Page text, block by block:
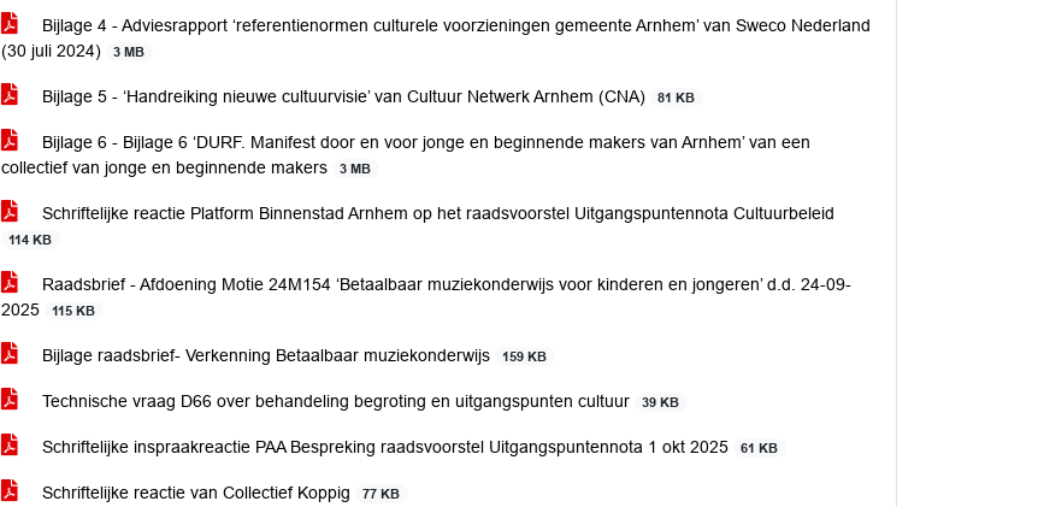
Bijlage 4 - Adviesrapport ‘referentienormen culturele voorzieningen gemeente Arnhem’ van Sweco Nederland
(30 juli 2024)
3 MB
Bijlage 5 - ‘Handreiking nieuwe cultuurvisie’ van Cultuur Netwerk Arnhem (CNA) 81 KB
Bijlage 6 - Bijlage 6 ‘DURF. Manifest door en voor jonge en beginnende makers van Arnhem’ van een
collectief van jonge en beginnende makers
3 MB
Schriftelijke reactie Platform Binnenstad Arnhem op het raadsvoorstel Uitgangspuntennota Cultuurbeleid
114 KB
Raadsbrief - Afdoening Motie 24M154 ‘Betaalbaar muziekonderwijs voor kinderen en jongeren’ d.d. 24-09-
2025
115 KB
Bijlage raadsbrief- Verkenning Betaalbaar muziekonderwijs 159 KB
Technische vraag D66 over behandeling begroting en uitgangspunten cultuur 39 KB
Schriftelijke inspraakreactie PAA Bespreking raadsvoorstel Uitgangspuntennota 1 okt 2025 61 KB
Schriftelijke reactie van Collectief Koppig 77 KB